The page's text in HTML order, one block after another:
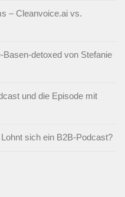
– Cleanvoice.ai vs.
detoxed von Stefanie
und die Episode mit
sich ein B2B-Podcast?